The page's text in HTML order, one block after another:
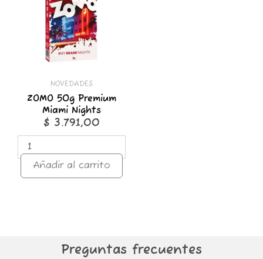
NOVEDADES
ZOMO 50g Premium
Miami Nights
$ 3.791,00
cantidad
Añadir al carrito
Preguntas frecuentes